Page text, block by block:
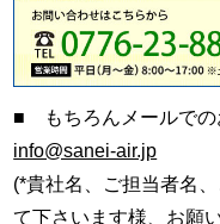
■ もちろんメールで
info@sanei-air.jp
(*貴社名、ご担当者名
て下さいます様、お願